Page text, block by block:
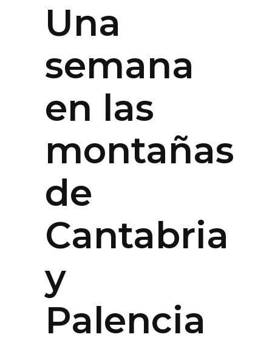
Una
semana
en las
montañas
de
Cantabria
y
Palencia